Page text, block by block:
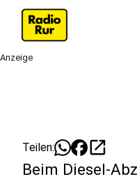
Anzeige
Teilen: open_in_new
Beim Diesel-